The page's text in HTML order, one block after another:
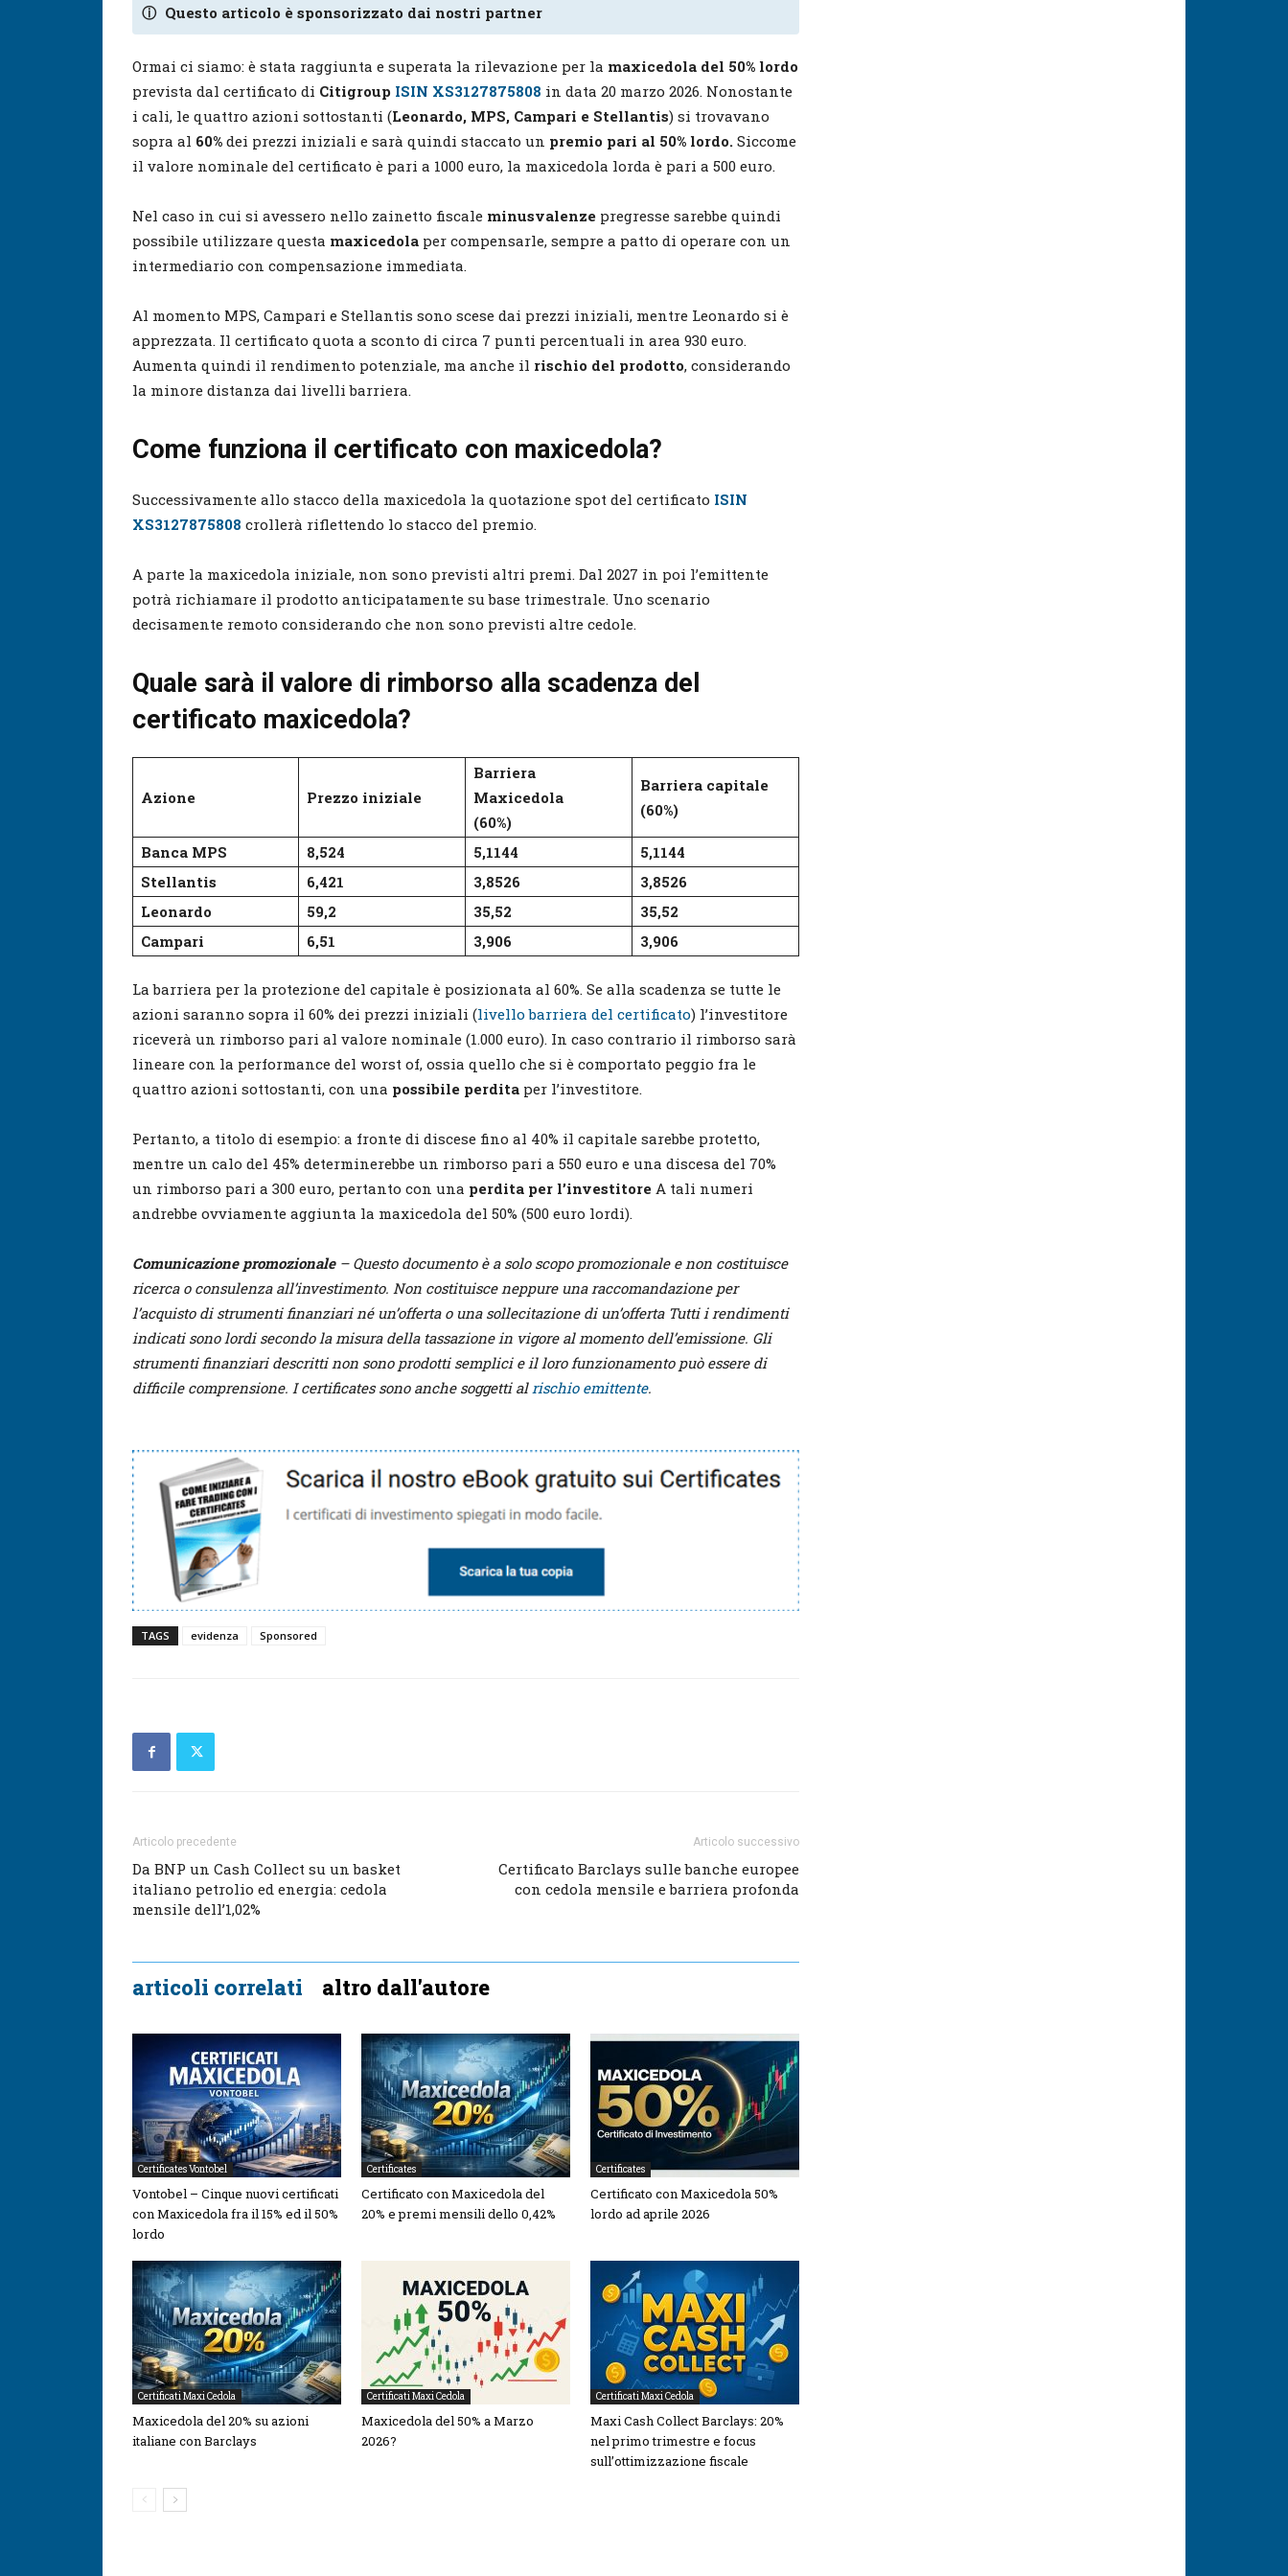
ⓘ Questo articolo è sponsorizzato dai nostri partner
Ormai ci siamo: è stata raggiunta e superata la rilevazione per la maxicedola del 50% lordo
prevista dal certificato di Citigroup ISIN XS3127875808 in data 20 marzo 2026. Nonostante
i cali, le quattro azioni sottostanti (Leonardo, MPS, Campari e Stellantis) si trovavano
sopra al 60% dei prezzi iniziali e sarà quindi staccato un premio pari al 50% lordo. Siccome
il valore nominale del certificato è pari a 1000 euro, la maxicedola lorda è pari a 500 euro.
Nel caso in cui si avessero nello zainetto fiscale minusvalenze pregresse sarebbe quindi
possibile utilizzare questa maxicedola per compensarle, sempre a patto di operare con un
intermediario con compensazione immediata.
Al momento MPS, Campari e Stellantis sono scese dai prezzi iniziali, mentre Leonardo si è
apprezzata. Il certificato quota a sconto di circa 7 punti percentuali in area 930 euro.
Aumenta quindi il rendimento potenziale, ma anche il rischio del prodotto, considerando
la minore distanza dai livelli barriera.
Come funziona il certificato con maxicedola?
Successivamente allo stacco della maxicedola la quotazione spot del certificato ISIN
XS3127875808 crollerà riflettendo lo stacco del premio.
A parte la maxicedola iniziale, non sono previsti altri premi. Dal 2027 in poi l’emittente
potrà richiamare il prodotto anticipatamente su base trimestrale. Uno scenario
decisamente remoto considerando che non sono previsti altre cedole.
Quale sarà il valore di rimborso alla scadenza del
certificato maxicedola?
Azione Prezzo iniziale
Barriera
Maxicedola
(60%)
Barriera capitale
(60%)
Banca MPS 8,524 5,1144
5,1144
Stellantis
6,421 3,8526
3,8526
Leonardo
59,2 35,52
35,52
Campari
6,51 3,906 3,906
La barriera per la protezione del capitale è posizionata al 60%. Se alla scadenza se tutte le
azioni saranno sopra il 60% dei prezzi iniziali (livello barriera del certificato) l’investitore
riceverà un rimborso pari al valore nominale (1.000 euro). In caso contrario il rimborso sarà
lineare con la performance del worst of, ossia quello che si è comportato peggio fra le
quattro azioni sottostanti, con una possibile perdita per l’investitore.
Pertanto, a titolo di esempio: a fronte di discese fino al 40% il capitale sarebbe protetto,
mentre un calo del 45% determinerebbe un rimborso pari a 550 euro e una discesa del 70%
un rimborso pari a 300 euro, pertanto con una perdita per l’investitore A tali numeri
andrebbe ovviamente aggiunta la maxicedola del 50% (500 euro lordi).
Comunicazione promozionale– Questo documento è a solo scopo promozionale e non costituisce
ricerca o consulenza all’investimento. Non costituisce neppure una raccomandazione per
l’acquisto di strumenti finanziari né un’offerta o una sollecitazione di un’offerta Tutti i rendimenti
indicati sono lordi secondo la misura della tassazione in vigore al momento dell’emissione. Gli
strumenti finanziari descritti non sono prodotti semplici e il loro funzionamento può essere di
difficile comprensione. I certificates sono anche soggetti alrischio emittente.
TAGS evidenza Sponsored
Articolo precedente
Da BNP un Cash Collect su un basket
italiano petrolio ed energia: cedola
mensile dell’1,02%
Articolo successivo
Certificato Barclays sulle banche europee
con cedola mensile e barriera profonda
articoli correlati altro dall'autore
Certificates Vontobel
Vontobel – Cinque nuovi certificati
con Maxicedola fra il 15% ed il 50%
lordo
Certificates
Certificato con Maxicedola del
20% e premi mensili dello 0,42%
Certificates
Certificato con Maxicedola 50%
lordo ad aprile 2026
Certificati Maxi Cedola
Maxicedola del 20% su azioni
italiane con Barclays
Certificati Maxi Cedola
Maxicedola del 50% a Marzo
2026?
Certificati Maxi Cedola
Maxi Cash Collect Barclays: 20%
nel primo trimestre e focus
sull’ottimizzazione fiscale